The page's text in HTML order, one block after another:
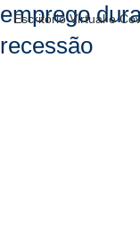
Escritório Virtual e
emprego
recessão